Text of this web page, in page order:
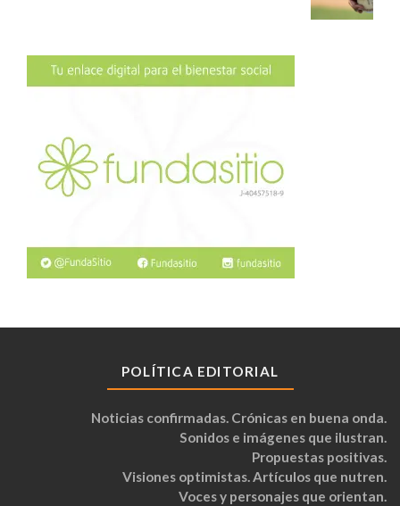
POLÍTICA EDITORIAL
Noticias confirmadas. Crónicas en buena onda.
Sonidos e imágenes que ilustran.
Propuestas positivas.
Visiones optimistas. Artículos que nutren.
Voces y personajes que orientan.